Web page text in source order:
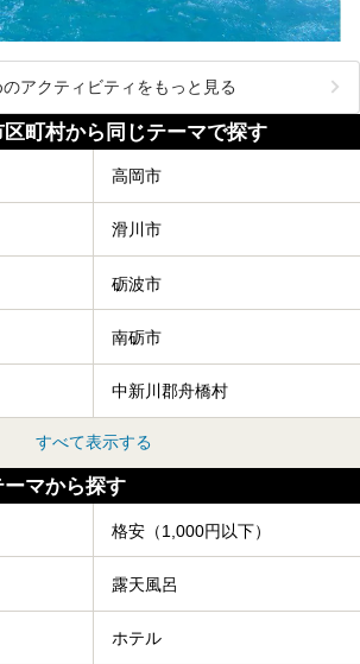
アクティビティをもっと見る
町村から同じテーマで探す
高岡市
滑川市
砺波市
南砺市
中新川郡舟橋村
すべて表示する
マから探す
格安（1,000円以下）
露天風呂
ホテル